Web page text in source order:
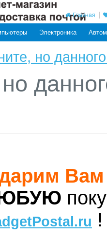
Главная
Электроника
но
Вам
!